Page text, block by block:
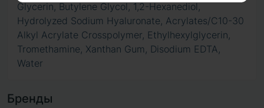
Glycerin, Butylene Glycol, 1,2-Hexanediol,
Hydrolyzed Sodium Hyaluronate, Acrylates/C10-30
Alkyl Acrylate Crosspolymer, Ethylhexylglycerin,
Tromethamine, Xanthan Gum, Disodium EDTA,
Water
Бренды